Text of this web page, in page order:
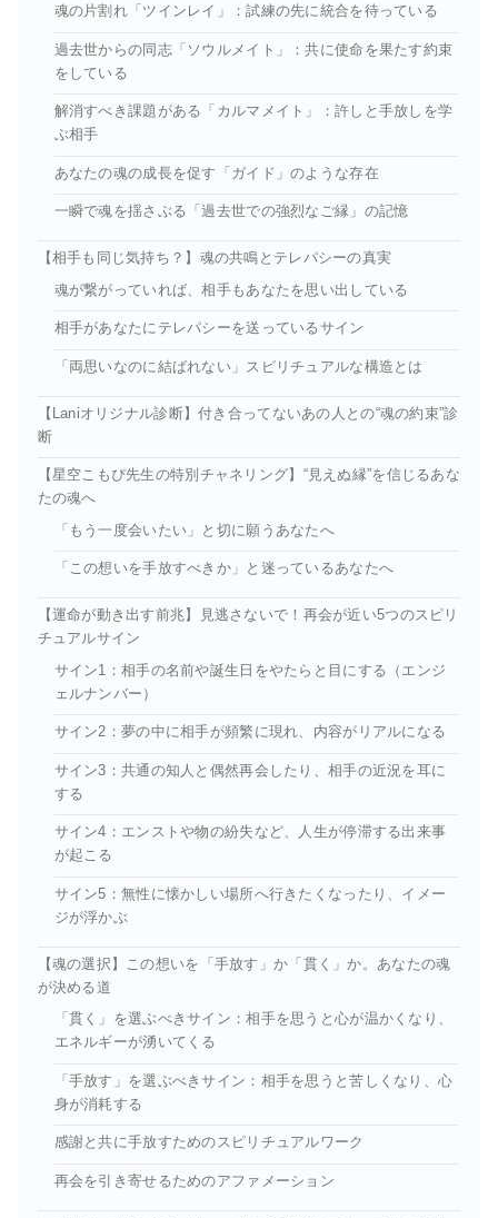
魂の片割れ「ツインレイ」：試練の先に統合を待っている
過去世からの同志「ソウルメイト」：共に使命を果たす約束
をしている
解消すべき課題がある「カルマメイト」：許しと手放しを学
ぶ相手
あなたの魂の成長を促す「ガイド」のような存在
一瞬で魂を揺さぶる「過去世での強烈なご縁」の記憶
【相手も同じ気持ち？】魂の共鳴とテレパシーの真実
魂が繋がっていれば、相手もあなたを思い出している
相手があなたにテレパシーを送っているサイン
「両思いなのに結ばれない」スピリチュアルな構造とは
【Laniオリジナル診断】付き合ってないあの人との“魂の約束”診
断
【星空こもぴ先生の特別チャネリング】“見えぬ縁”を信じるあな
たの魂へ
「もう一度会いたい」と切に願うあなたへ
「この想いを手放すべきか」と迷っているあなたへ
【運命が動き出す前兆】見逃さないで！再会が近い5つのスピリ
チュアルサイン
サイン1：相手の名前や誕生日をやたらと目にする（エンジ
ェルナンバー）
サイン2：夢の中に相手が頻繁に現れ、内容がリアルになる
サイン3：共通の知人と偶然再会したり、相手の近況を耳に
する
サイン4：エンストや物の紛失など、人生が停滞する出来事
が起こる
サイン5：無性に懐かしい場所へ行きたくなったり、イメー
ジが浮かぶ
【魂の選択】この想いを「手放す」か「貫く」か。あなたの魂
が決める道
「貫く」を選ぶべきサイン：相手を思うと心が温かくなり、
エネルギーが湧いてくる
「手放す」を選ぶべきサイン：相手を思うと苦しくなり、心
身が消耗する
感謝と共に手放すためのスピリチュアルワーク
再会を引き寄せるためのアファメーション